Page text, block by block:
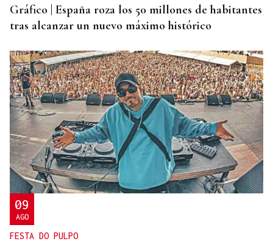
Gráfico | España roza los 50 millones de habitantes
tras alcanzar un nuevo máximo histórico
09
AGO
FESTA DO PULPO